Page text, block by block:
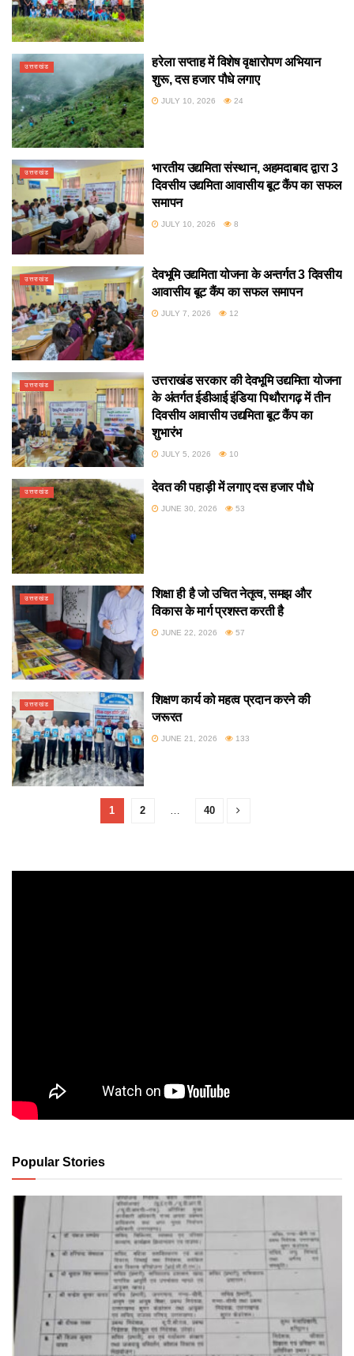
उत्तराखंड
हरेला सप्ताह में विशेष वृक्षारोपण अभियान
शुरू, दस हजार पौधे लगाए
JULY 10, 2026 24
उत्तराखंड
भारतीय उद्यमिता संस्थान, अहमदाबाद द्वारा 3
दिवसीय उद्यमिता आवासीय बूट कैंप का सफल
समापन
JULY 10, 2026 8
उत्तराखंड
देवभूमि उद्यमिता योजना के अन्तर्गत 3 दिवसीय
आवासीय बूट कैंप का सफल समापन
JULY 7, 2026 12
उत्तराखंड
उत्तराखंड सरकार की देवभूमि उद्यमिता योजना
के अंतर्गत ईडीआई इंडिया पिथौरागढ़ में तीन
दिवसीय आवासीय उद्यमिता बूट कैंप का
शुभारंभ
JULY 5, 2026 10
उत्तराखंड देवत की पहाड़ी में लगाए दस हजार पौधे
JUNE 30, 2026 53
उत्तराखंड
शिक्षा ही है जो उचित नेतृत्व, समझ और
विकास के मार्ग प्रशस्त करती है
JUNE 22, 2026 57
उत्तराखंड
शिक्षण कार्य को महत्व प्रदान करने की
जरूरत
JUNE 21, 2026 133
1 2 40
Popular Stories